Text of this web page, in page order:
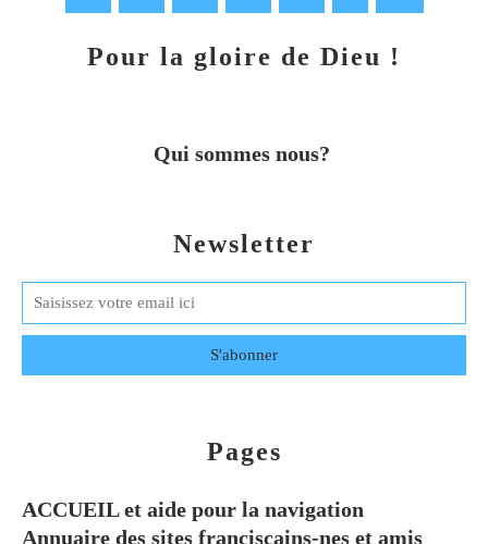
Newsletter
Pages
ACCUEIL et aide pour la navigation
Annuaire des sites franciscains-nes et amis
Pour la gloire de Dieu !
Qui sommes nous?